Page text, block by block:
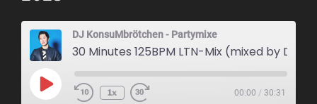
DJ KonsuMbrötchen - Partymixe
Play
Episode
1x 00:00 / 30:31